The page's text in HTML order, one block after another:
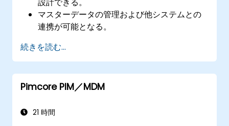
マスターデータの管理および他システムとの
連携が可能となる。
える。
一致・統合ロジックを用いてEBX5へデータを
インポートできる。
自社ビジネス要件に即したデータモデルを設
サードパーティ製サービスとEBX5を連携させ
続きを読む...
Pimcore PIM／MDM
21 時間